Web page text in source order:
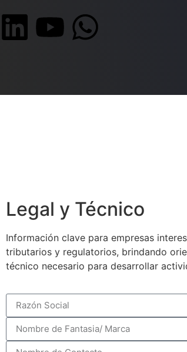
Legal y Técnico
Información clave para empresas
tributarios y regulatorios, brindando
técnico necesario para desarrollar